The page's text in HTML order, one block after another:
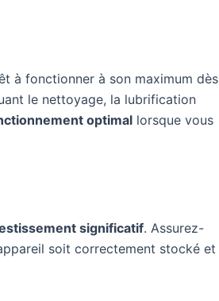
à fonctionner à son maximum dès
le nettoyage, la lubrification
optimal lorsque vous
significatif. Assurez-
soit correctement stocké et